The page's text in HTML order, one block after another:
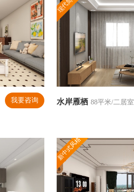
我要咨询 水岸雁栖 88平米/二居室
新中式风格